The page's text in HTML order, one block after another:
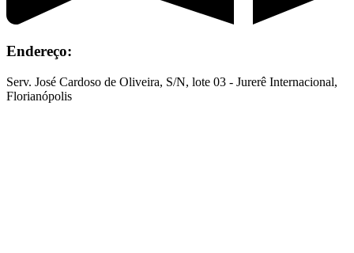
Endereço:
Serv. José Cardoso de Oliveira, S/N, lote 03 - Jurerê Internacional,
Florianópolis